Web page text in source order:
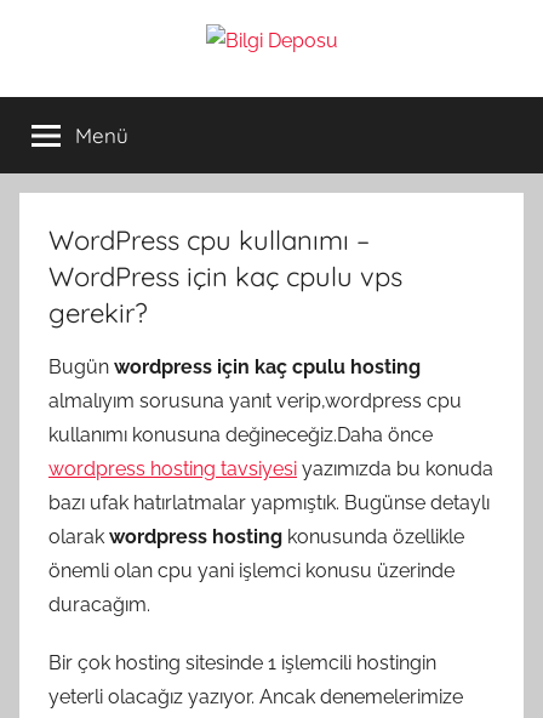
Bilgi
Deposu
Günlük
Yaşam
ve
Rehber
İçerikleri
Menü
WordPress cpu kullanımı –
WordPress için kaç cpulu vps
gerekir?
Bugün wordpress için kaç cpulu hosting
almalıyım sorusuna yanıt verip,wordpress cpu
kullanımı konusuna değineceğiz.Daha önce
wordpress hosting tavsiyesi yazımızda bu konuda
bazı ufak hatırlatmalar yapmıştık. Bugünse detaylı
olarak wordpress hosting konusunda özellikle
önemli olan cpu yani işlemci konusu üzerinde
duracağım.
Bir çok hosting sitesinde 1 işlemcili hostingin
yeterli olacağız yazıyor. Ancak denemelerimize